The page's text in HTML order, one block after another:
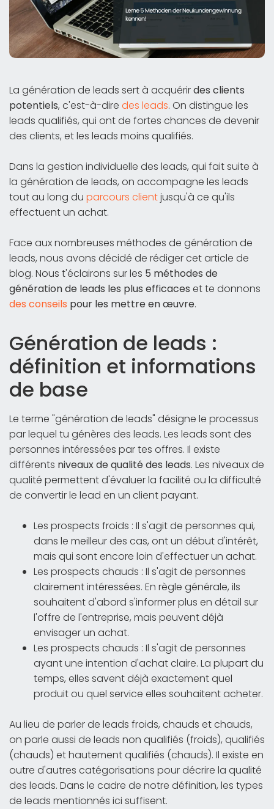
La génération de leads sert à acquérirdes clients
potentiels, c'est-à-dire des leads. On distingue les
leads qualifiés, qui ont de fortes chances de devenir
des clients, et les leads moins qualifiés.
Dans la gestion individuelle des leads, qui fait suite à
la génération de leads, on accompagne les leads
tout au long du parcours clientjusqu'à ce qu'ils
effectuent un achat.
Face aux nombreuses méthodes de génération de
leads, nous avons décidé de rédiger cet article de
blog. Nous t'éclairons sur les 5 méthodes de
génération de leads les plus efficaces et te donnons
des conseils pour les mettre en œuvre.
Génération de leads :
définition et informations
de base
Le terme "génération de leads" désigne le processus
par lequel tu génères des leads. Les leads sont des
personnes intéressées par tes offres. Il existe
différents niveaux de qualité des leads. Les niveaux de
qualité permettent d'évaluer la facilité ou la difficulté
de convertir le lead en un client payant.
Les prospects froids : Il s'agit de personnes qui,
dans le meilleur des cas, ont un début d'intérêt,
mais qui sont encore loin d'effectuer un achat.
Les prospects chauds : Il s'agit de personnes
clairement intéressées. En règle générale, ils
souhaitent d'abord s'informer plus en détail sur
l'offre de l'entreprise, mais peuvent déjà
envisager un achat.
Les prospects chauds : Il s'agit de personnes
ayant une intention d'achat claire. La plupart du
temps, elles savent déjà exactement quel
produit ou quel service elles souhaitent acheter.
Au lieu de parler de leads froids, chauds et chauds,
on parle aussi de leads non qualifiés (froids), qualifiés
(chauds) et hautement qualifiés (chauds). Il existe en
outre d'autres catégorisations pour décrire la qualité
des leads. Dans le cadre de notre définition, les types
de leads mentionnés ici suffisent.